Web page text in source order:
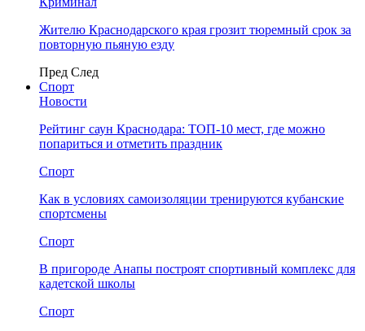
Жителю Краснодарского края грозит тюремный срок за
повторную пьяную езду
Пред След
Спорт
Новости
Рейтинг саун Краснодара: ТОП-10 мест, где можно
попариться и отметить праздник
Спорт
Как в условиях самоизоляции тренируются кубанские
спортсмены
Спорт
В пригороде Анапы построят спортивный комплекс для
кадетской школы
Спорт